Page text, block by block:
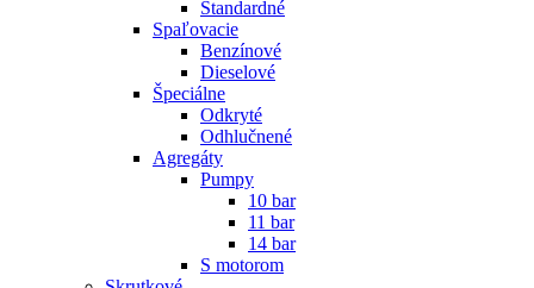
Štandardné
Spaľovacie
Benzínové
Dieselové
Špeciálne
Odkryté
Odhlučnené
Agregáty
Pumpy
10 bar
11 bar
14 bar
S motorom